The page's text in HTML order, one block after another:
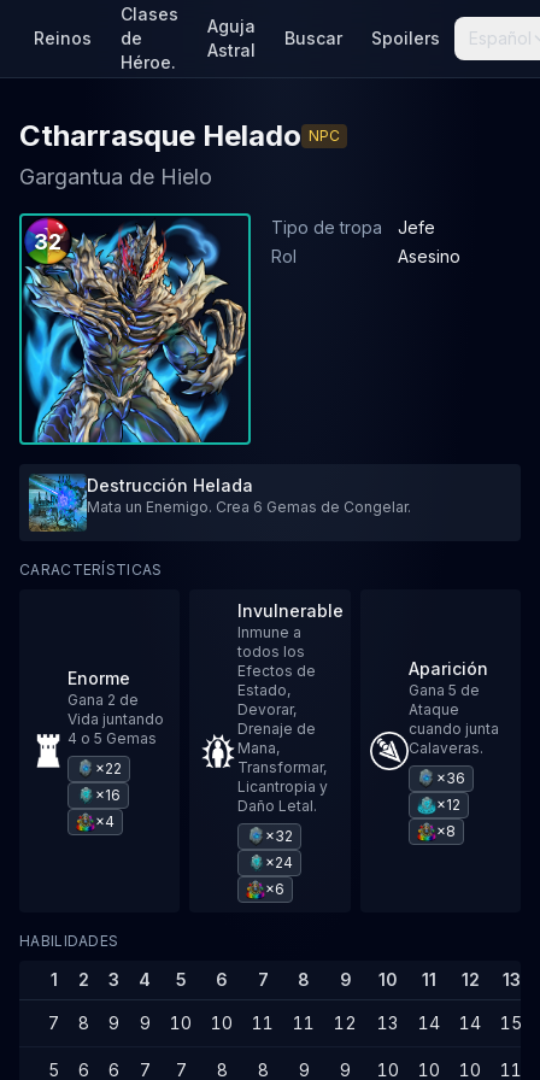
Reinos
Clases
de
Héroe.
Aguja
Astral
Buscar Spoilers Español
Ctharrasque Helado NPC
Gargantua de Hielo
32
Tipo de tropa
Jefe
Rol
Asesino
Destrucción Helada
Mata un Enemigo. Crea 6 Gemas de Congelar.
CARACTERÍSTICAS
Enorme
Gana 2 de
Vida juntando
4 o 5 Gemas
×22
×16
×4
Invulnerable
Inmune a
todos los
Efectos de
Estado,
Devorar,
Drenaje de
Mana,
Transformar,
Licantropia y
Daño Letal.
×32
×24
×6
Aparición
Gana 5 de
Ataque
cuando junta
Calaveras.
×36
×12
×8
HABILIDADES
1 2 3 4 5 6 7 8 9 10 11 12 13
7 8 9 9 10 10 11 11 12 13 14 14 15
5 6 6 7 7 8 8 9 9 10 10 10 11